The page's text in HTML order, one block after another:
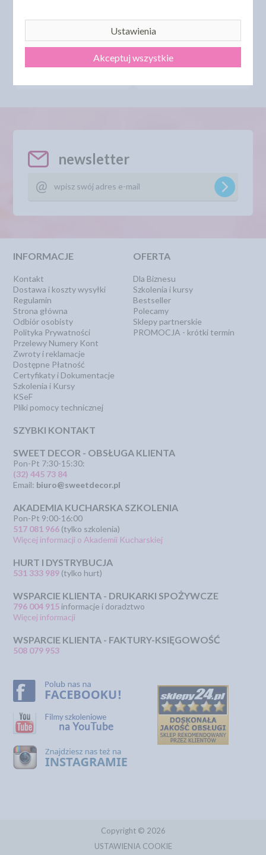
(SZAMPAŃSKI RÓŻOWY)
cena:16,80 zł
DO KOSZYKA
PROSZKU PERŁOWY -
EURO DUST - BLACK 1,5G
cena:13,00 zł
DO KOSZYKA
newsletter
INFORMACJE
Kontakt
Dostawa i koszty wysyłki
Regulamin
Strona główna
Odbiór osobisty
Polityka Prywatności
Przelewy Numery Kont
Zwroty i reklamacje
Dostępne Płatność
Certyfikaty i Dokumentacje
Szkolenia i Kursy
KSeF
Pliki pomocy technicznej
OFERTA
Dla Biznesu
Szkolenia i kursy
Bestseller
Polecamy
Sklepy partnerskie
PROMOCJA - krótki termin
SZYBKI KONTAKT
SWEET DECOR - OBSŁUGA KLIENTA
Pon-Pt 7:30-15:30:
(32) 445 73 84
Email: biuro@sweetdecor.pl
AKADEMIA KUCHARSKA SZKOLENIA
Pon-Pt 9:00-16:00
517 081 966 (tylko szkolenia)
Więcej informacji o Akademii Kucharskiej
HURT I DYSTRYBUCJA
531 333 989 (tylko hurt)
WSPARCIE KLIENTA - DRUKARKI SPOŻYWCZE
796 004 915 informacje i doradztwo
Więcej informacji
WSPARCIE KLIENTA - FAKTURY-KSIĘGOWOŚĆ
508 079 953
Copyright © 2026
USTAWIENIA COOKIE
Ustawienia
Akceptuj wszystkie